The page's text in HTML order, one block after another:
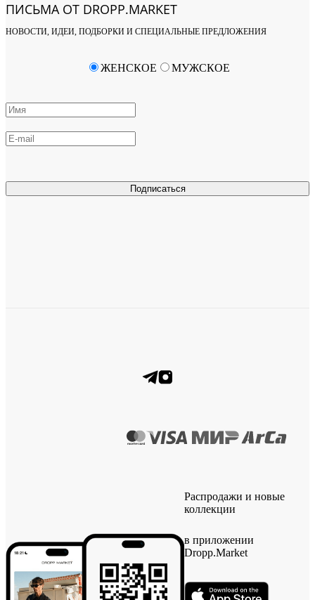
ПИСЬМА ОТ DROPP.MARKET
НОВОСТИ, ИДЕИ, ПОДБОРКИ И СПЕЦИАЛЬНЫЕ ПРЕДЛОЖЕНИЯ
Подписаться
ЖЕНСКОЕ МУЖСКОЕ
Распродажи и новые
коллекции
в приложении
Dropp.Market